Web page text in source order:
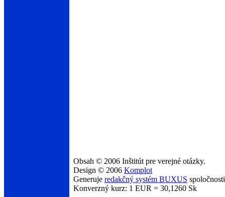
Obsah © 2006 Inštitút pre verejné otázky.
Design © 2006 Komplot
Generuje redakčný systém BUXUS
Konverzný kurz: 1 EUR = 30,1260 Sk